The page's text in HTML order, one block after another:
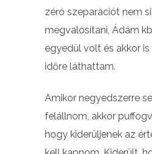
zéró szeparációt nem
megvalósítani, Ádám
egyedül volt és akkor is
időre láthattam.
Amikor negyedszerre
felállnom, akkor
hogy kiderüljenek az